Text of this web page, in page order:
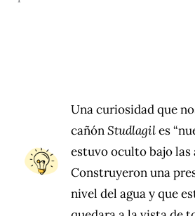
Una curiosidad que
cañónStudlagiles
estuvo oculto bajo las
Construyeron una
nivel del agua y que